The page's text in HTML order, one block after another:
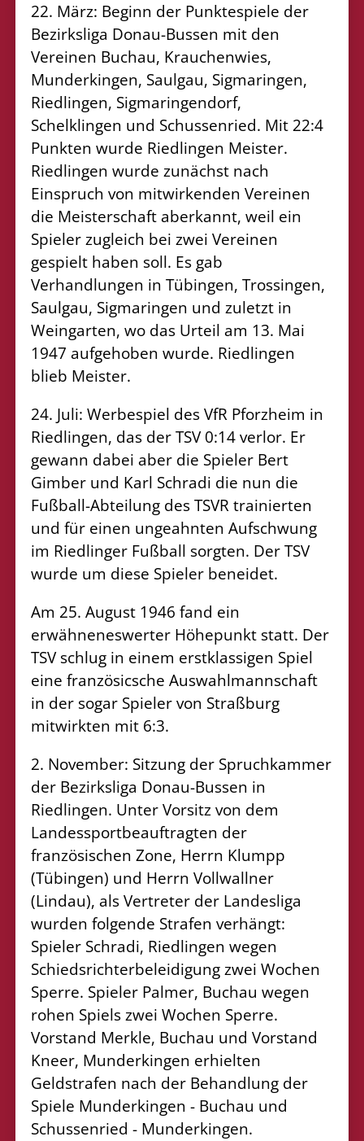
22. März: Beginn der Punktespiele der
Bezirksliga Donau-Bussen mit den
Vereinen Buchau, Krauchenwies,
Munderkingen, Saulgau, Sigmaringen,
Riedlingen, Sigmaringendorf,
Schelklingen und Schussenried. Mit 22:4
Punkten wurde Riedlingen Meister.
Riedlingen wurde zunächst nach
Einspruch von mitwirkenden Vereinen
die Meisterschaft aberkannt, weil ein
Spieler zugleich bei zwei Vereinen
gespielt haben soll. Es gab
Verhandlungen in Tübingen, Trossingen,
Saulgau, Sigmaringen und zuletzt in
Weingarten, wo das Urteil am 13. Mai
1947 aufgehoben wurde. Riedlingen
blieb Meister.
24. Juli: Werbespiel des VfR Pforzheim in
Riedlingen, das der TSV 0:14 verlor. Er
gewann dabei aber die Spieler Bert
Gimber und Karl Schradi die nun die
Fußball-Abteilung des TSVR trainierten
und für einen ungeahnten Aufschwung
im Riedlinger Fußball sorgten. Der TSV
wurde um diese Spieler beneidet.
Am 25. August 1946 fand ein
erwähneneswerter Höhepunkt statt. Der
TSV schlug in einem erstklassigen Spiel
eine französicsche Auswahlmannschaft
in der sogar Spieler von Straßburg
mitwirkten mit 6:3.
2. November: Sitzung der Spruchkammer
der Bezirksliga Donau-Bussen in
Riedlingen. Unter Vorsitz von dem
Landessportbeauftragten der
französischen Zone, Herrn Klumpp
(Tübingen) und Herrn Vollwallner
(Lindau), als Vertreter der Landesliga
wurden folgende Strafen verhängt:
Spieler Schradi, Riedlingen wegen
Schiedsrichterbeleidigung zwei Wochen
Sperre. Spieler Palmer, Buchau wegen
rohen Spiels zwei Wochen Sperre.
Vorstand Merkle, Buchau und Vorstand
Kneer, Munderkingen erhielten
Geldstrafen nach der Behandlung der
Spiele Munderkingen - Buchau und
Schussenried - Munderkingen.